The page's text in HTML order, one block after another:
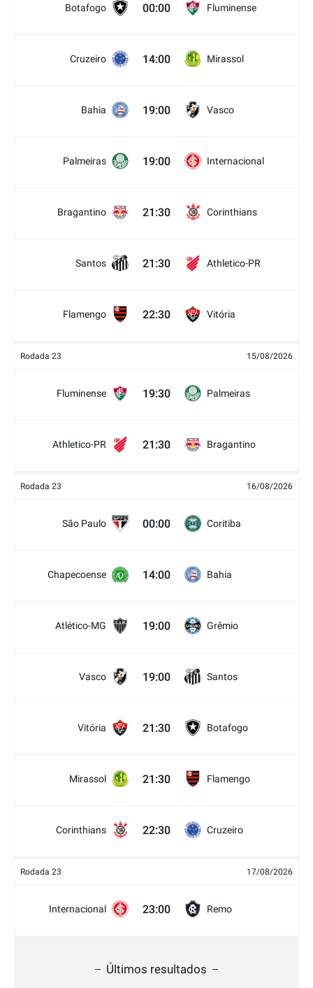
Botafogo 00:00 Fluminense
Cruzeiro 14:00 Mirassol
Bahia 19:00 Vasco
Palmeiras 19:00 Internacional
Bragantino 21:30 Corinthians
Santos 21:30 Athletico-PR
Flamengo 22:30 Vitória
Rodada 23 15/08/2026
Fluminense 19:30 Palmeiras
Athletico-PR 21:30 Bragantino
Rodada 23 16/08/2026
São Paulo 00:00 Coritiba
Chapecoense 14:00 Bahia
Atlético-MG 19:00 Grêmio
Vasco 19:00 Santos
Vitória 21:30 Botafogo
Mirassol 21:30 Flamengo
Corinthians 22:30 Cruzeiro
Rodada 23 17/08/2026
Internacional 23:00 Remo
Últimos resultados